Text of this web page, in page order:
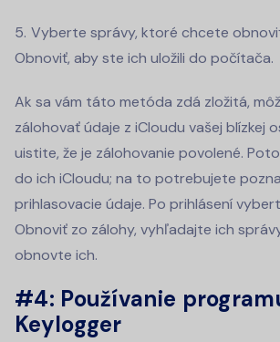
Vyberte správy, ktoré chcete
Obnoviť, aby ste ich uložili do počítača.
Ak sa vám táto metóda zdá zložitá,
zálohovať údaje z iCloudu vašej blízkej
uistite, že je zálohovanie povolené.
do ich iCloudu; na to potrebujete
prihlasovacie údaje. Po prihlásení
Obnoviť zo zálohy, vyhľadajte ich
obnovte ich.
#4: Používanie
Keylogger